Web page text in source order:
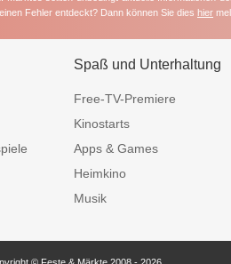
Fehler entdeckt? Dann können Sie dies hier
Spaß und Unterhaltung
Free-TV-Premiere
Kinostarts
Apps & Games
Heimkino
Musik